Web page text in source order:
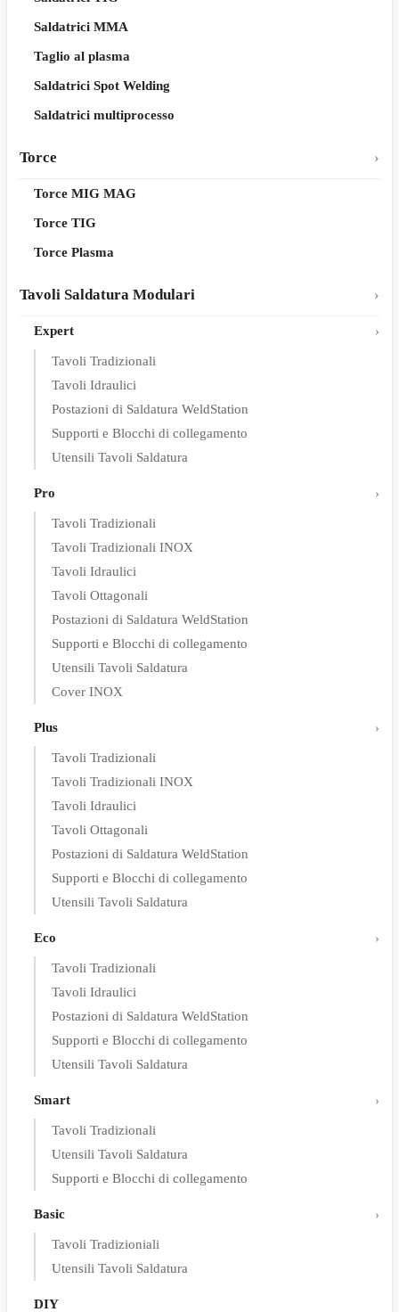
Saldatrici MMA
Taglio al plasma
Saldatrici Spot Welding
Saldatrici multiprocesso
Torce
Torce MIG MAG
Torce TIG
Torce Plasma
Tavoli Saldatura Modulari
Expert
Tavoli Tradizionali
Tavoli Idraulici
Postazioni di Saldatura WeldStation
Supporti e Blocchi di collegamento
Utensili Tavoli Saldatura
Pro
Tavoli Tradizionali
Tavoli Tradizionali INOX
Tavoli Idraulici
Tavoli Ottagonali
Postazioni di Saldatura WeldStation
Supporti e Blocchi di collegamento
Utensili Tavoli Saldatura
Cover INOX
Plus
Tavoli Tradizionali
Tavoli Tradizionali INOX
Tavoli Idraulici
Tavoli Ottagonali
Postazioni di Saldatura WeldStation
Supporti e Blocchi di collegamento
Utensili Tavoli Saldatura
Eco
Tavoli Tradizionali
Tavoli Idraulici
Postazioni di Saldatura WeldStation
Supporti e Blocchi di collegamento
Utensili Tavoli Saldatura
Smart
Tavoli Tradizionali
Utensili Tavoli Saldatura
Supporti e Blocchi di collegamento
Basic
Tavoli Tradizioniali
Utensili Tavoli Saldatura
DIY